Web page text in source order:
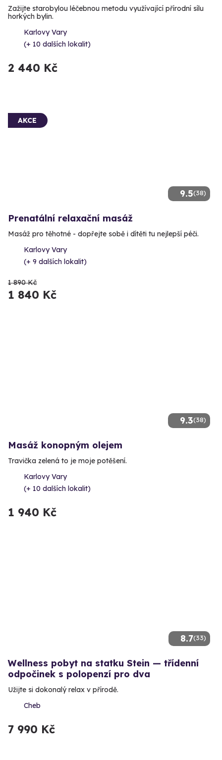
Zažijte starobylou léčebnou metodu využívající přírodní sílu
horkých bylin.
Karlovy Vary
(+ 10 dalších lokalit)
2 440 Kč
9.5(38)
AKCE
Prenatální relaxační masáž
Masáž pro těhotné - dopřejte sobě i dítěti tu nejlepší péči.
Karlovy Vary
(+ 9 dalších lokalit)
1 890 Kč
1 840 Kč
9.3(38)
Masáž konopným olejem
Travička zelená to je moje potěšení.
Karlovy Vary
(+ 10 dalších lokalit)
1 940 Kč
8.7(33)
Wellness pobyt na statku Stein — třídenní
odpočinek s polopenzí pro dva
Užijte si dokonalý relax v přírodě.
Cheb
7 990 Kč